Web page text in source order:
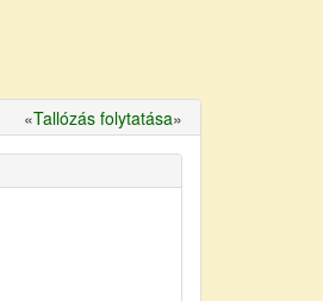
«Tallózás folytatása»